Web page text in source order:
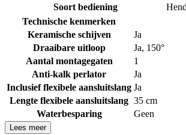
Soort bediening
Technische kenmerken
Keramische schijven
Ja
Draaibare uitloop
Ja, 150°
Aantal montagegaten
1
Anti-kalk perlator
Ja
Inclusief flexibele aansluitslang Ja
Lengte flexibele aansluitslang 35 cm
Waterbesparing
Geen
Lees meer